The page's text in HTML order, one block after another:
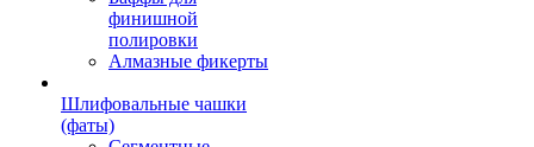
финишной
полировки
Алмазные фикерты
Шлифовальные чашки
(фаты)